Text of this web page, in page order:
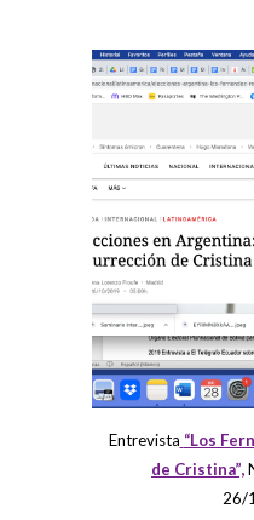
Entrevista “Los
de Cristina”,
26/